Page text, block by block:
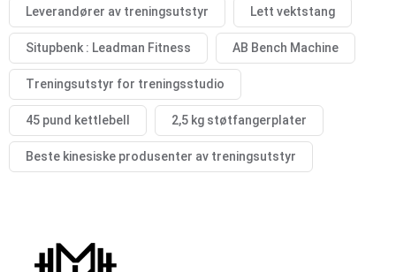
Leverandører av treningsutstyr Lett vektstang
Situpbenk : Leadman Fitness AB Bench Machine
Treningsutstyr for treningsstudio
45 pund kettlebell 2,5 kg støtfangerplater
Beste kinesiske produsenter av treningsutstyr